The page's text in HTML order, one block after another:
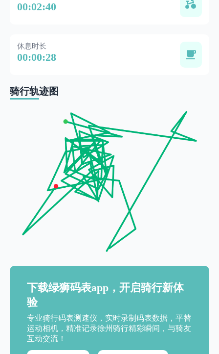
00:02:40
休息时长
00:00:28
骑行轨迹图
下载绿狮码表app，开启骑行新体
验
专业骑行码表测速仪，实时录制码表数据，平替
运动相机，精准记录徐州骑行精彩瞬间，与骑友
互动交流！